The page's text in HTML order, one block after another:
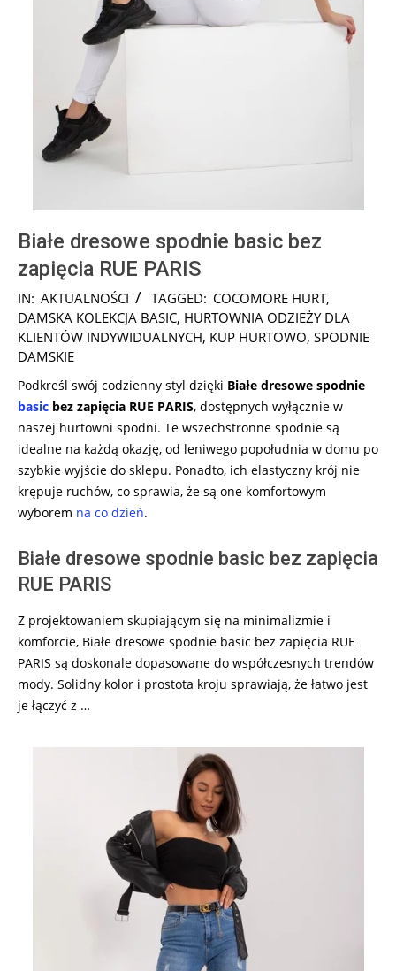
Białe dresowe spodnie basic bez
zapięcia RUE PARIS
2024-
09-
24
IN: AKTUALNOŚCI TAGGED: COCOMORE HURT,
DAMSKA KOLEKCJA BASIC, HURTOWNIA ODZIEŻY DLA
KLIENTÓW INDYWIDUALNYCH, KUP HURTOWO, SPODNIE
DAMSKIE
Podkreśl swój codzienny styl dzięki Białe dresowe spodnie
basic bez zapięcia RUE PARIS, dostępnych wyłącznie w
naszej hurtowni spodni. Te wszechstronne spodnie są
idealne na każdą okazję, od leniwego popołudnia w domu po
szybkie wyjście do sklepu. Ponadto, ich elastyczny krój nie
krępuje ruchów, co sprawia, że są one komfortowym
wyborem na co dzień.
Białe dresowe spodnie basic bez zapięcia
RUE PARIS
Z projektowaniem skupiającym się na minimalizmie i
komforcie, Białe dresowe spodnie basic bez zapięcia RUE
PARIS są doskonale dopasowane do współczesnych trendów
mody. Solidny kolor i prostota kroju sprawiają, że łatwo jest
je łączyć z …